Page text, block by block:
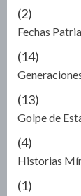
(2)
Fechas
(14)
(13)
Golpe de
(4)
Historias
(1)